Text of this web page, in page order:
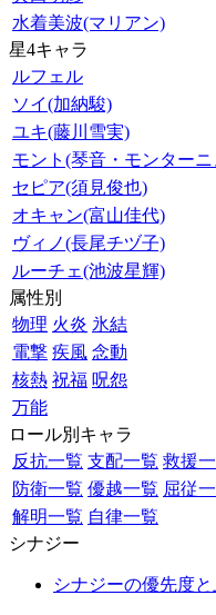
水着美波(マリアン)
星4キャラ
ルフェル
ソイ(加納駿)
ユキ(藤川雪実)
モント(琴音・モンターニ
セピア(須見俊也)
オキャン(富山佳代)
ヴィノ(長尾チヅ子)
ルーチェ(池波星輝)
属性別
物理 火炎 氷結
電撃 疾風 念動
核熱 祝福 呪怨
万能
ロール別キャラ
反抗一覧 支配一覧 救援
防衛一覧 優越一覧 屈従
解明一覧 自律一覧
シナジー
シナジーの優先度